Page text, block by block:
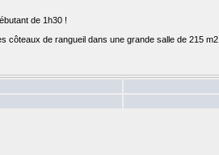
de 1h30 !
côteaux de rangueil dans une grande salle de 215 m2